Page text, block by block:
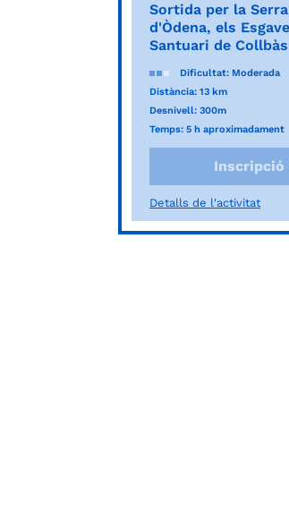
Sortida per la
d'Òdena, els
Santuari de Collbàs
Dificultat: Moderada
Distància: 13 km
Desnivell: 300m
Temps: 5 h aproximadament
Inscripció
Detalls de l'activitat